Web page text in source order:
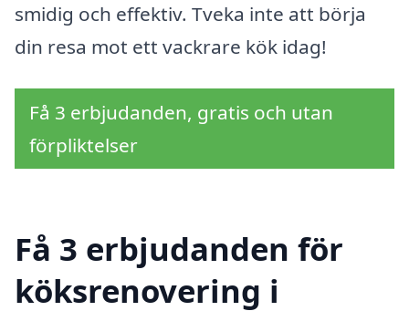
smidig och effektiv. Tveka inte att börja
din resa mot ett vackrare kök idag!
Få 3 erbjudanden, gratis och utan
förpliktelser
Få 3 erbjudanden för
köksrenovering i